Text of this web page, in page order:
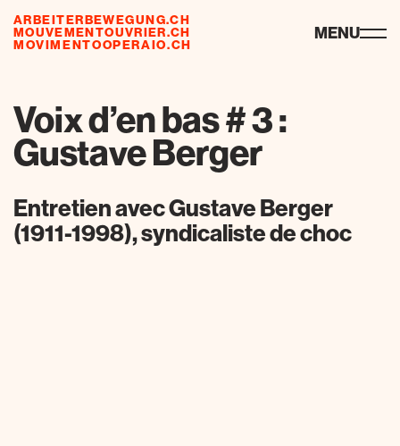
ARBEITERBEWEGUNG.CH
MOUVEMENTOUVRIER.CH
MOVIMENTOOPERAIO.CH
ressources MENU
Voix d’en bas # 3 :
Gustave Berger
Entretien avec Gustave Berger
(1911-1998), syndicaliste de choc